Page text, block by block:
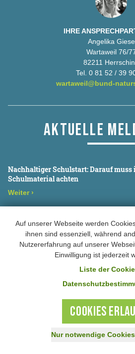
Auf unserer Webseite werden
ihnen sind essenziell, während
Nutzererfahrung auf unserer
Einwilligung ist jederzeit
Liste der
COOKIES
Nur notwendige
IHRE
Angelika Giese
Wartaweil 76/
82211
Tel. 0 81 52 / 39
wartaweil@bund-
AKTUELLE
Nachhaltiger Schulstart: Darauf
Schulmaterial achten
Weiter ›
Gemeinsame Pressemitteilung des
Weiter›
Ökohaus Würzburg des BUND
ALLE